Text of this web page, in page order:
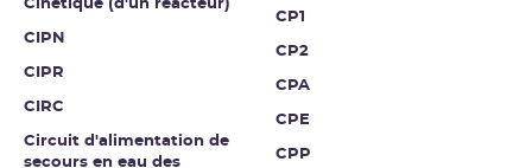
Cinétique (d'un réacteur)
CIPN
CIPR
CIRC
Circuit d'alimentation de
secours en eau des
CP1
CP2
CPA
CPE
CPP